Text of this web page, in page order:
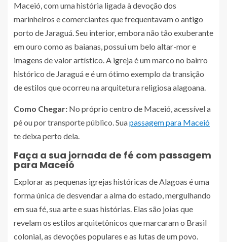
Maceió, com uma história ligada à devoção dos
marinheiros e comerciantes que frequentavam o antigo
porto de Jaraguá. Seu interior, embora não tão exuberante
em ouro como as baianas, possui um belo altar-mor e
imagens de valor artístico. A igreja é um marco no bairro
histórico de Jaraguá e é um ótimo exemplo da transição
de estilos que ocorreu na arquitetura religiosa alagoana.
Como Chegar: No próprio centro de Maceió, acessível a
pé ou por transporte público. Suapassagem para Maceió
te deixa perto dela.
Faça a sua jornada de fé com passagem
para Maceió
Explorar as pequenas igrejas históricas de Alagoas é uma
forma única de desvendar a alma do estado, mergulhando
em sua fé, sua arte e suas histórias. Elas são joias que
revelam os estilos arquitetônicos que marcaram o Brasil
colonial, as devoções populares e as lutas de um povo.